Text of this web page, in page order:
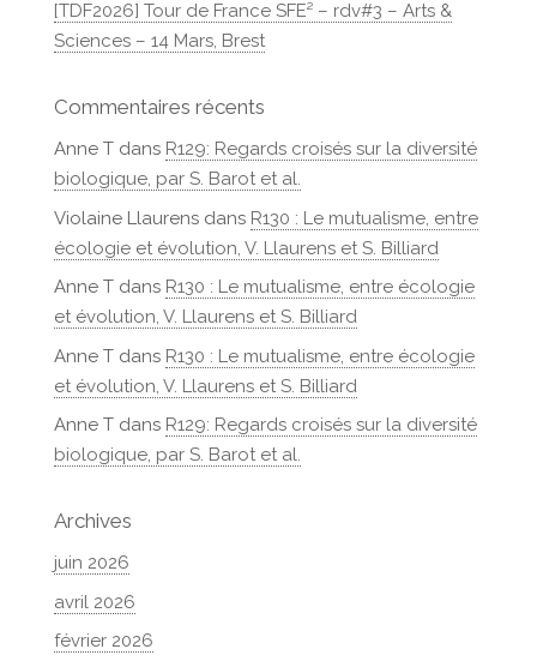
[TDF2026] Tour de France SFE² – rdv#3 – Arts &
Sciences – 14 Mars, Brest
Commentaires récents
Anne Tdans R129: Regards croisés sur la diversité
biologique, par S. Barot et al.
Violaine Llaurensdans R130 : Le mutualisme, entre
écologie et évolution, V. Llaurens et S. Billiard
Anne Tdans R130 : Le mutualisme, entre écologie
et évolution, V. Llaurens et S. Billiard
Anne Tdans R130 : Le mutualisme, entre écologie
et évolution, V. Llaurens et S. Billiard
Anne Tdans R129: Regards croisés sur la diversité
biologique, par S. Barot et al.
Archives
juin 2026
avril 2026
février 2026